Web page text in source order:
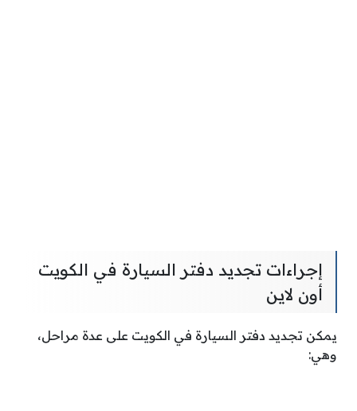
إجراءات تجديد دفتر السيارة في الكويت
أون لاين
يمكن تجديد دفتر السيارة في الكويت على عدة مراحل،
وهي: